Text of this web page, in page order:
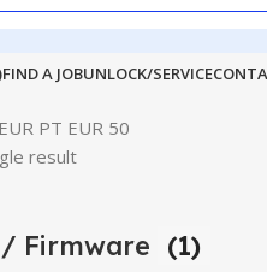
FIND A JOBUNLOCK/SERVICE
PT EUR 50
result
Firmware (1)